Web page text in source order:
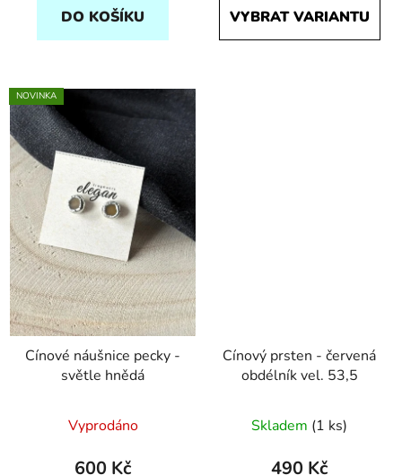
DO KOŠÍKU VYBRAT VARIANTU
NOVINKA
Cínové náušnice pecky -
světle hnědá
Vyprodáno
600 Kč
Cínový prsten - červená
obdélník vel. 53,5
Skladem (1 ks)
490 Kč